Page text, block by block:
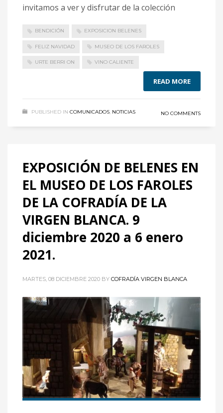
invitamos a ver y disfrutar de la colección
BENDICIÓN EXPOSICION BELENES
FELIZ NAVIDAD MUSEO DE LOS FAROLES
URTE BERRI ON VINO CALIENTE
READ MORE
PUBLISHED IN COMUNICADOS, NOTICIAS NO COMMENTS
EXPOSICIÓN DE BELENES EN
EL MUSEO DE LOS FAROLES
DE LA COFRADÍA DE LA
VIRGEN BLANCA. 9
diciembre 2020 a 6 enero
2021.
MARTES, 08 DICIEMBRE 2020 BY COFRADÍA VIRGEN BLANCA